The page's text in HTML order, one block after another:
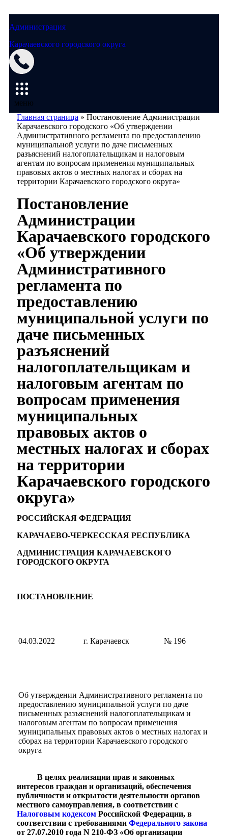
Администрация
Карачаевского городского округа
меню
Главная страница » Постановление Администрации
Карачаевского городского «Об утверждении
Административного регламента по предоставлению
муниципальной услуги по даче письменных
разъяснений налогоплательщикам и налоговым
агентам по вопросам применения муниципальных
правовых актов о местных налогах и сборах на
территории Карачаевского городского округа»
Постановление
Администрации
Карачаевского городского
«Об утверждении
Административного
регламента по
предоставлению
муниципальной услуги по
даче письменных
разъяснений
налогоплательщикам и
налоговым агентам по
вопросам применения
муниципальных
правовых актов о
местных налогах и сборах
на территории
Карачаевского городского
округа»
РОССИЙСКАЯ ФЕДЕРАЦИЯ
КАРАЧАЕВО-ЧЕРКЕССКАЯ РЕСПУБЛИКА
АДМИНИСТРАЦИЯ КАРАЧАЕВСКОГО
ГОРОДСКОГО ОКРУГА
ПОСТАНОВЛЕНИЕ
04.03.2022 г. Карачаевск № 196
Об утверждении Административного регламента по
предоставлению муниципальной услуги по даче
письменных разъяснений налогоплательщикам и
налоговым агентам по вопросам применения
муниципальных правовых актов о местных налогах и
сборах на территории Карачаевского городского
округа
В целях реализации прав и законных
интересов граждан и организаций, обеспечения
публичности и открытости деятельности органов
местного самоуправления, в соответствии с
Налоговым кодексом Российской Федерации, в
соответствии с требованиями Федерального закона
от 27.07.2010 года N 210-ФЗ «Об организации